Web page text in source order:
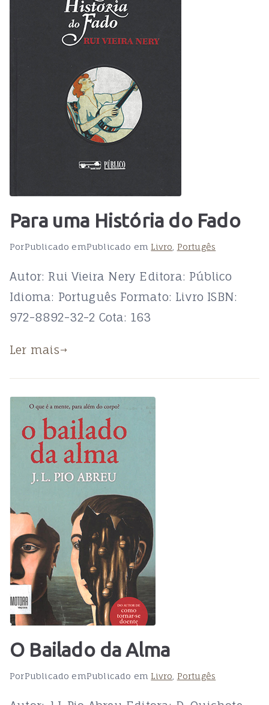
Para uma História do Fado
PorPublicado emPublicado em Livro Portugês
Autor: Rui Vieira Nery Editora: Público
Idioma: Português Formato: Livro ISBN:
972-8892-32-2 Cota: 163
Ler mais
O Bailado da Alma
PorPublicado emPublicado em Livro Portugês